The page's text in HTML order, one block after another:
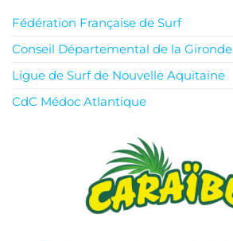
Fédération Française de Surf
Conseil Départemental de la Gironde
Ligue de Surf de Nouvelle Aquitaine
CdC Médoc Atlantique